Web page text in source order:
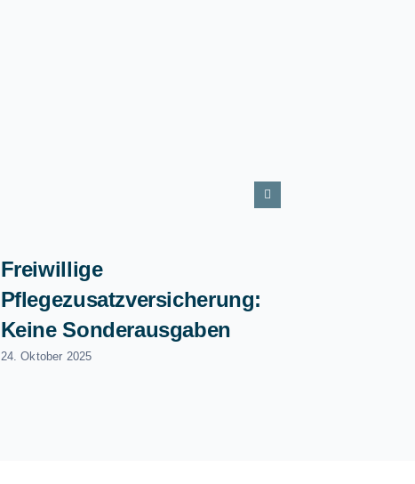
Freiwillige
Pflegezusatzversicherung:
Keine Sonderausgaben
24. Oktober 2025